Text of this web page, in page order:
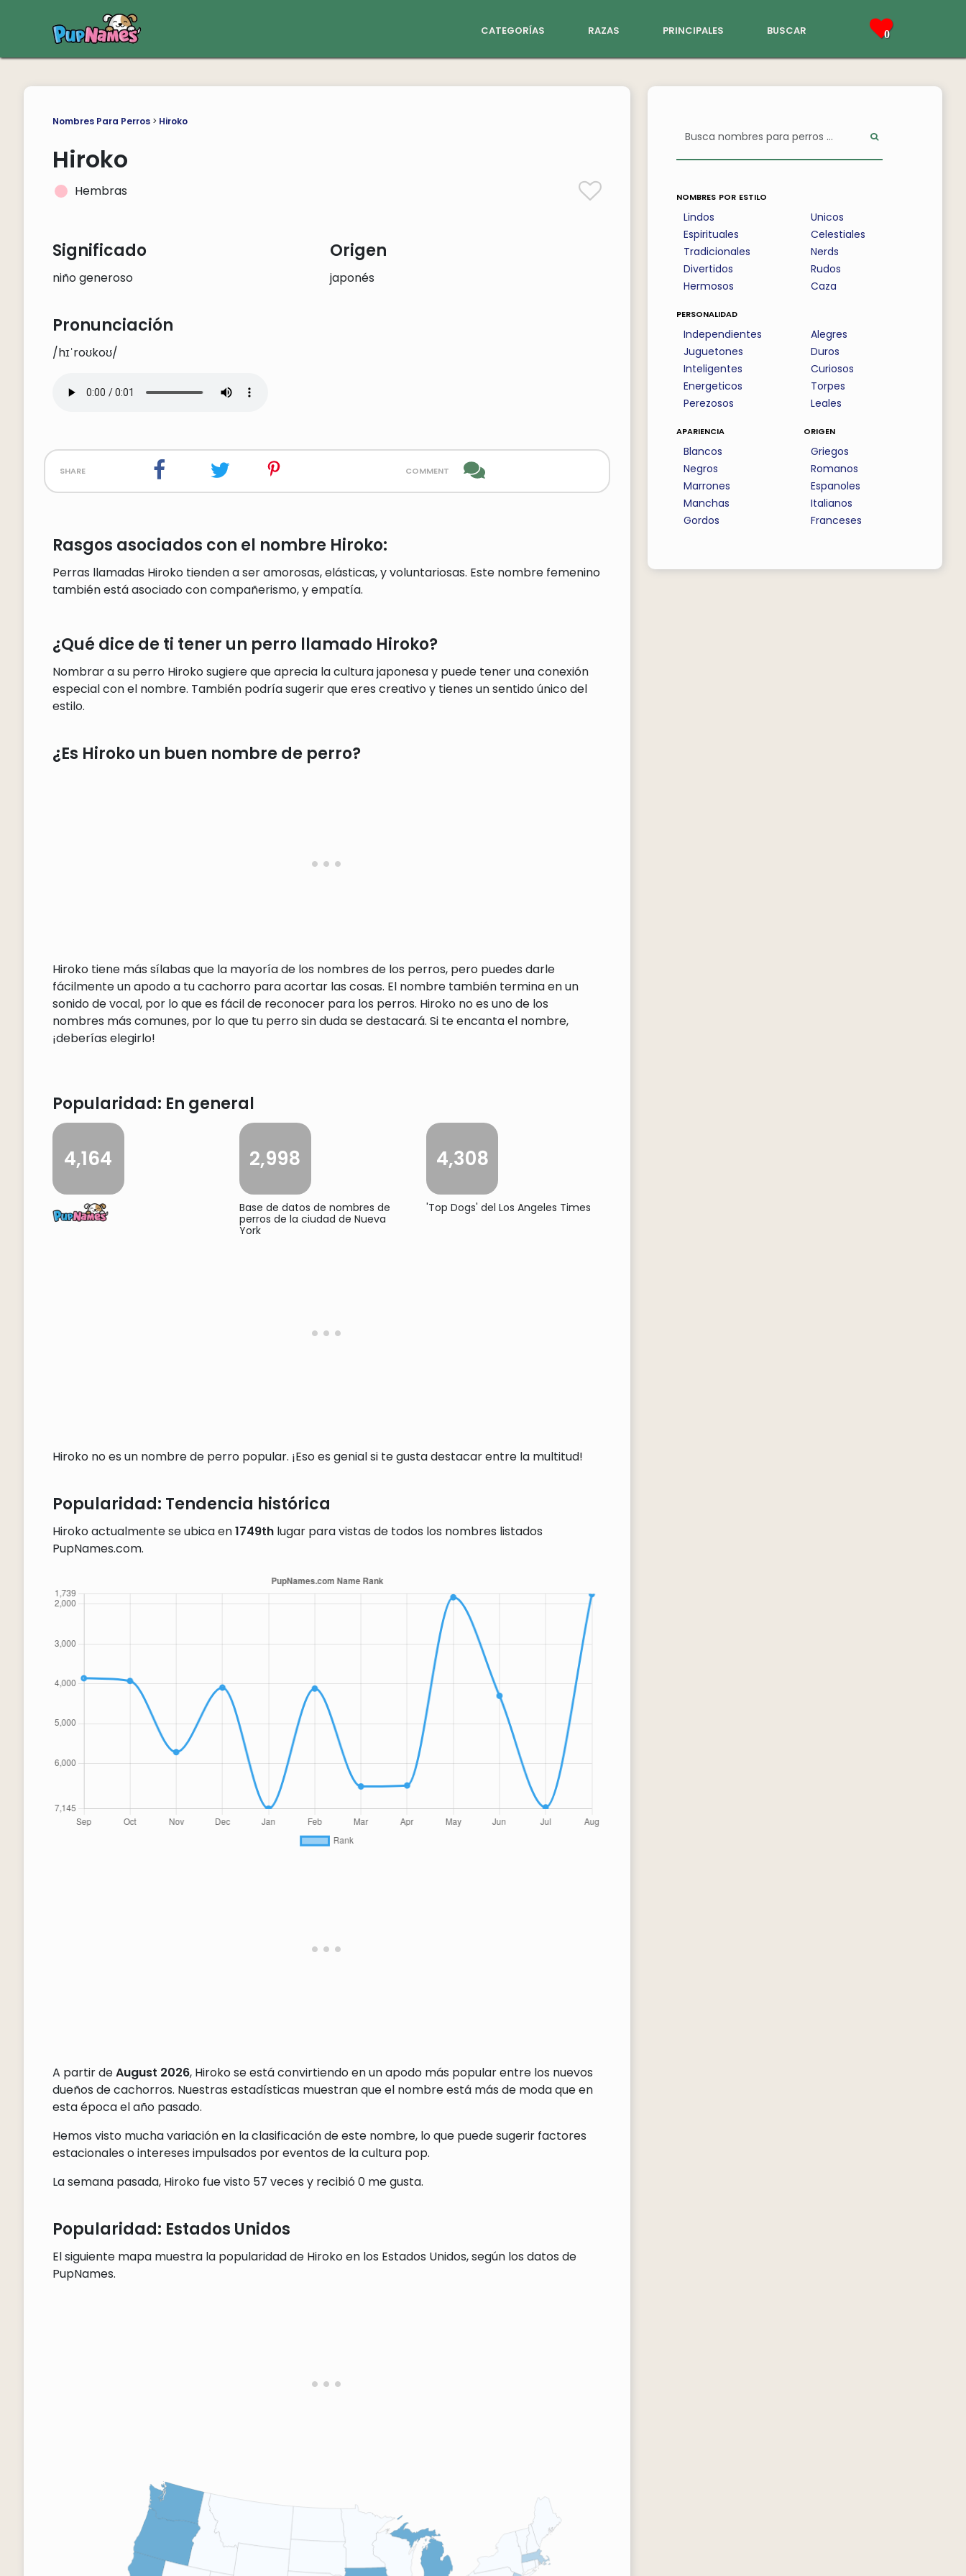
categorías razas principales buscar 0
Nombres Para Perros> Hiroko
Hiroko
Hembras
Significado
niño generoso
Origen
japonés
Pronunciación
/hɪˈroʊkoʊ/
share comment
Rasgos asociados con el nombre Hiroko:
Perras llamadas Hiroko tienden a ser amorosas, elásticas, y voluntariosas. Este nombre femenino
también está asociado con compañerismo, y empatía.
¿Qué dice de ti tener un perro llamado Hiroko?
Nombrar a su perro Hiroko sugiere que aprecia la cultura japonesa y puede tener una conexión
especial con el nombre. También podría sugerir que eres creativo y tienes un sentido único del
estilo.
¿Es Hiroko un buen nombre de perro?
Hiroko tiene más sílabas que la mayoría de los nombres de los perros, pero puedes darle
fácilmente un apodo a tu cachorro para acortar las cosas. El nombre también termina en un
sonido de vocal, por lo que es fácil de reconocer para los perros. Hiroko no es uno de los
nombres más comunes, por lo que tu perro sin duda se destacará. Si te encanta el nombre,
¡deberías elegirlo!
Popularidad: En general
4,164 2,998
Base de datos de nombres de
perros de la ciudad de Nueva
York
4,308
'Top Dogs' del Los Angeles Times
Hiroko no es un nombre de perro popular. ¡Eso es genial si te gusta destacar entre la multitud!
Popularidad: Tendencia histórica
Hiroko actualmente se ubica en1749thlugar para vistas de todos los nombres listados
PupNames.com.
A partir deAugust 2026, Hiroko se está convirtiendo en un apodo más popular entre los nuevos
dueños de cachorros. Nuestras estadísticas muestran que el nombre está más de moda que en
esta época el año pasado.
Hemos visto mucha variación en la clasificación de este nombre, lo que puede sugerir factores
estacionales o intereses impulsados por eventos de la cultura pop.
La semana pasada, Hiroko fue visto 57 veces y recibió 0 me gusta.
Popularidad: Estados Unidos
El siguiente mapa muestra la popularidad de Hiroko en los Estados Unidos, según los datos de
PupNames.
nombres por estilo
Lindos
Espirituales
Tradicionales
Divertidos
Hermosos
Unicos
Celestiales
Nerds
Rudos
Caza
personalidad
Independientes
Juguetones
Inteligentes
Energeticos
Perezosos
Alegres
Duros
Curiosos
Torpes
Leales
apariencia
Blancos
Negros
Marrones
Manchas
Gordos
origen
Griegos
Romanos
Espanoles
Italianos
Franceses